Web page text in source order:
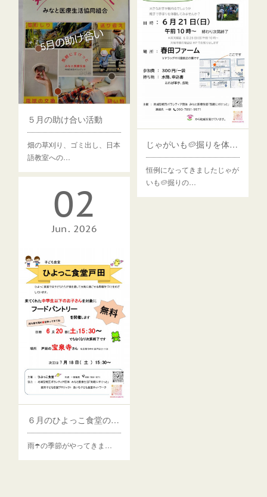
５月の助け合い活動
畑の草刈り、ゴミ出し、日本
語教室への…
じゃがいも🥔掘りを体験してみませんか？
恒例になってきましたじゃが
いも🥔掘りの…
02
Jun 2026
６月のひよっこ食堂の予定です
雨☂️の季節がやってきま…